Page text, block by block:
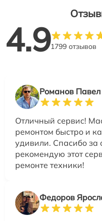
4.91799 отзывов
Романов Павел
Отличный сервис!
ремонтом быстро и
удивили. Спасибо за
рекомендую этот
ремонте техники!
Федоров